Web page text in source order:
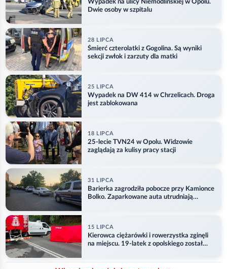
Wypadek na ulicy Niemodlińskiej w Opolu.
Dwie osoby w szpitalu
28 LIPCA
Śmierć czterolatki z Gogolina. Są wyniki
sekcji zwłok i zarzuty dla matki
25 LIPCA
Wypadek na DW 414 w Chrzelicach. Droga
jest zablokowana
18 LIPCA
25-lecie TVN24 w Opolu. Widzowie
zaglądają za kulisy pracy stacji
31 LIPCA
Barierka zagrodziła pobocze przy Kamionce
Bolko. Zaparkowane auta utrudniają
15 LIPCA
Kierowca ciężarówki i rowerzystka zginęli
na miejscu. 19-latek z opolskiego został